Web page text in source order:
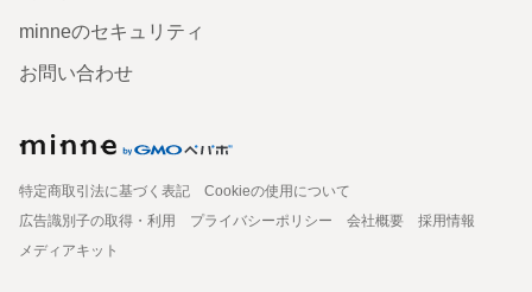
minneのセキュリティ
お問い合わせ
特定商取引法に基づく表記
Cookieの使用について
広告識別子の取得・利用
プライバシーポリシー 会社概要
採用情報
メディアキット